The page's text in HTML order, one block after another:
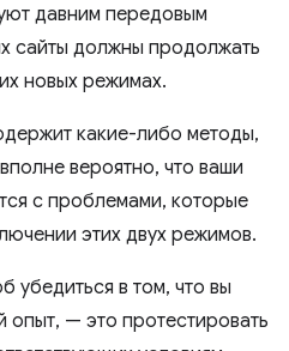
давним передовым
сайты должны продолжать
новых режимах.
какие-либо методы,
вероятно, что ваши
с проблемами, которые
этих двух режимов.
убедиться в том, что вы
опыт, — это протестировать